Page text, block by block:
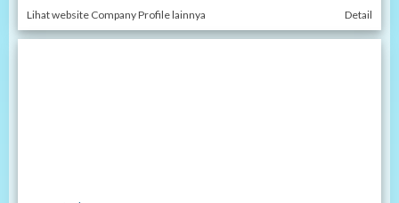
Lihat website Company Profile lainnya Detail